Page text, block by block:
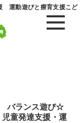
運動遊びと療育支援こど
バランス遊び☆
童発達支援・運